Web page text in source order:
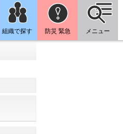
組織で探す 防災 緊急 メニュー